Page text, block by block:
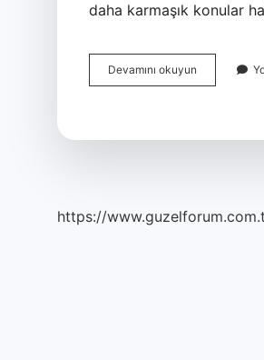
daha karmaşık konular
Devamını okuyun
Dan
https://